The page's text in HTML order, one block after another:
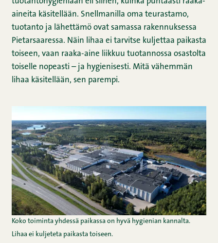
aineita käsitellään. Snellmanilla oma teurastamo,
tuotanto ja lähettämö ovat samassa rakennuksessa
Pietarsaaressa. Näin lihaa ei tarvitse kuljettaa paikasta
toiseen, vaan raaka-aine liikkuu tuotannossa osastolta
toiselle nopeasti – ja hygienisesti. Mitä vähemmän
lihaa käsitellään, sen parempi.
Koko toiminta yhdessä paikassa on hyvä hygienian kannalta.
Lihaa ei kuljeteta paikasta toiseen.